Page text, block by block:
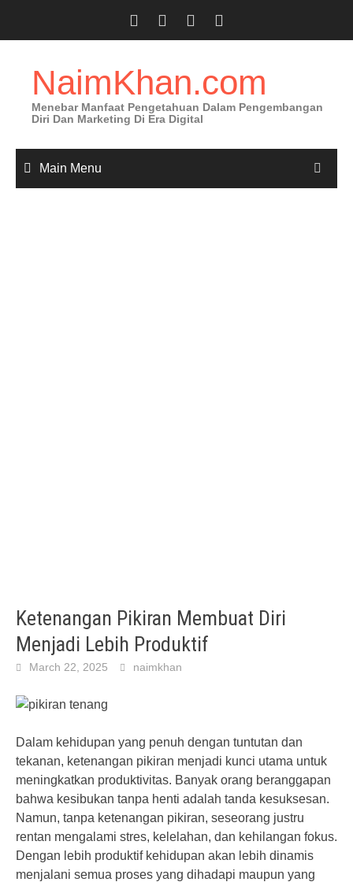
NaimKhan.com
Menebar Manfaat Pengetahuan Dalam Pengembangan
Diri Dan Marketing Di Era Digital
Main Menu
Ketenangan Pikiran Membuat Diri
Menjadi Lebih Produktif
March 22, 2025 naimkhan
Dalam kehidupan yang penuh dengan tuntutan dan
tekanan, ketenangan pikiran menjadi kunci utama untuk
meningkatkan produktivitas. Banyak orang beranggapan
bahwa kesibukan tanpa henti adalah tanda kesuksesan.
Namun, tanpa ketenangan pikiran, seseorang justru
rentan mengalami stres, kelelahan, dan kehilangan fokus.
Dengan lebih produktif kehidupan akan lebih dinamis
menjalani semua proses yang dihadapi maupun yang